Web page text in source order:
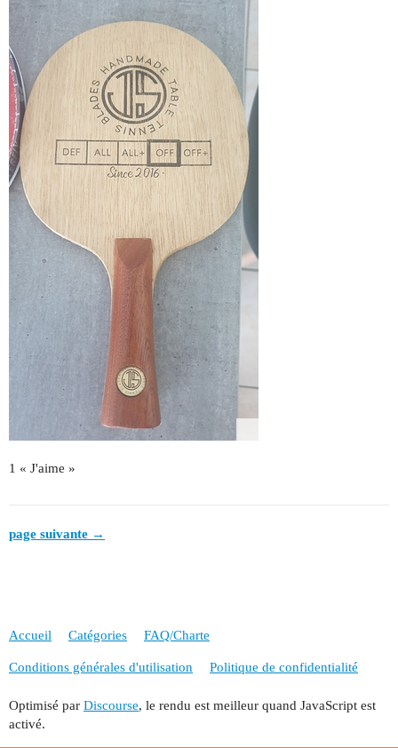
1 « J'aime »
page suivante →
Accueil Catégories FAQ/Charte
Conditions générales d'utilisation Politique de confidentialité
Optimisé par Discourse, le rendu est meilleur quand JavaScript est
activé.